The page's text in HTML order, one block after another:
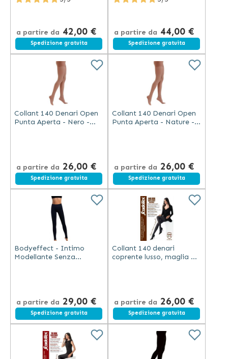
Hg Beige
a partire da 42,00 €
Spedizione gratuita
Beige
a partire da 44,00 €
Spedizione gratuita
Collant 140 Denari Open
Punta Aperta - Nero -
a partire da 26,00 €
Spedizione gratuita
Collant 140 Denari Open
Punta Aperta - Nature -
a partire da 26,00 €
Spedizione gratuita
Bodyeffect - Intimo
Modellante Senza
a partire da 29,00 €
Spedizione gratuita
Collant 140 denari
coprente lusso, maglia a
a partire da 26,00 €
Spedizione gratuita